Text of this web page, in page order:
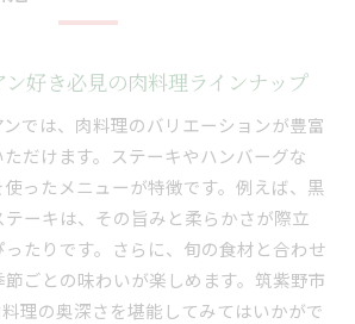
ン肉料理とともに楽しむ筑紫野市のひ
叶えるイタリアン肉料理とくつろぎ
好きのための筑紫野市肉料理過ごし
と楽しむ筑紫野市イタリアン肉料理
タリアン肉料理と休日の過ごし方
好き必見の肉料理ラインナップ
では、肉料理のバリエーションが豊富
だけます。ステーキやハンバーグな
ったメニューが特徴です。例えば、黒
ーキは、その旨みと柔らかさが際立
たりです。さらに、旬の食材と合わせ
ごとの味わいが楽しめます。筑紫野市
理の奥深さを堪能してみてはいかがで